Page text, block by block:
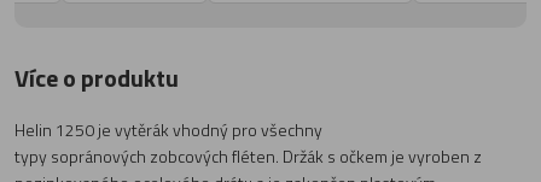
Více o produktu
Helin 1250 je vytěrák vhodný pro všechny
typy sopránových zobcových fléten. Držák s očkem je vyroben z